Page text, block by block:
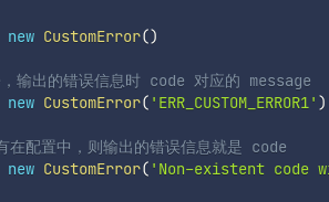
new CustomError()
输出的错误信息时 code 对应的 message
new CustomError( 'ERR_CUSTOM_ERROR1' )
配置中，则输出的错误信息就是 code
new CustomError( 'Non-existent code